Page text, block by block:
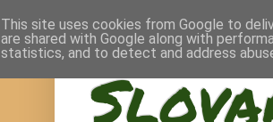
This site uses cookies from Google to
are shared with Google along with
statistics, and to detect and address